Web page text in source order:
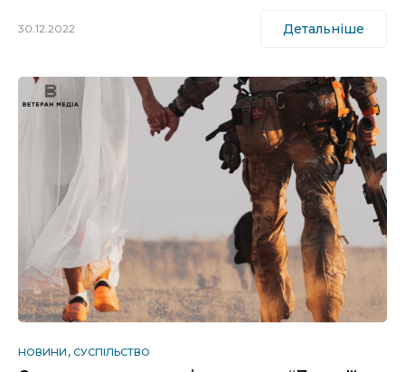
30.12.2022 Детальніше
НОВИНИ СУСПІЛЬСТВО